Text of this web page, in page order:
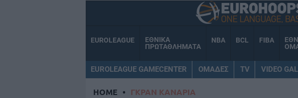
EUROLEAGUE
ΕΘΝΙΚΑ
ΠΡΩΤΑΘΛΗΜΑΤΑ
NBA BCL FIBA
EUROLEAGUE GAMECENTER ΟΜΑΔΕΣ TV VIDEO
HOME • ΓΚΡΑΝ ΚΑΝΑΡΙΑ